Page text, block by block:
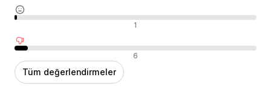
Nötr değerlendirmeler 1
Olumsuz değerlendirmeler 6
Tüm değerlendirmeler